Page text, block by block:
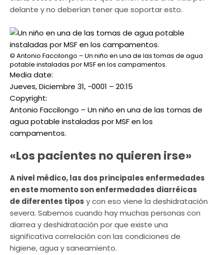
delante y no deberían tener que soportar esto.
© Antonio Faccilongo – Un niño en una de las tomas de agua
potable instaladas por MSF en los campamentos.
Media date:
Jueves, Diciembre 31, -0001 – 20:15
Copyright:
Antonio Faccilongo – Un niño en una de las tomas de
agua potable instaladas por MSF en los
campamentos.
«Los pacientes no quieren irse»
A nivel médico, las dos principales enfermedades
en este momento son enfermedades diarréicas
de diferentes tipos y con eso viene la deshidratación
severa. Sabemos cuando hay muchas personas con
diarrea y deshidratación por que existe una
significativa correlación con las condiciones de
higiene, agua y saneamiento.